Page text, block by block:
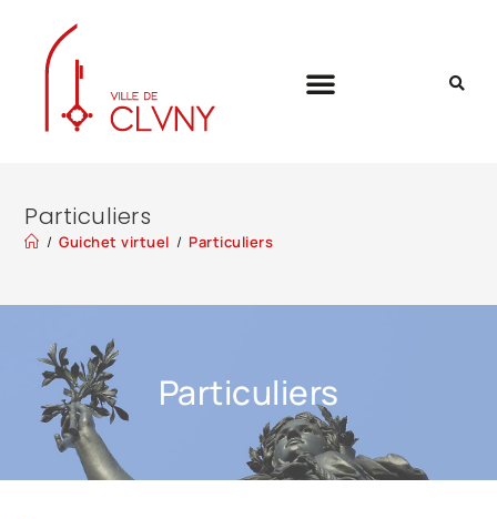
Particuliers
/ Guichet virtuel / Particuliers
Particuliers